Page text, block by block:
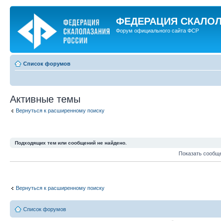
ФЕДЕРАЦИЯ
Форум официального сайта ФСР
Список форумов
Активные темы
Вернуться к расширенному поиску
Подходящих тем или сообщений не найдено.
Показать
Вернуться к расширенному поиску
Список форумов